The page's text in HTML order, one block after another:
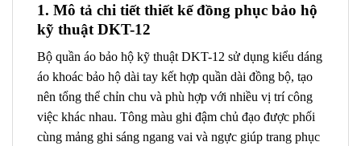
1. Mô tả chi tiết thiết kế đồng phục bảo hộ
kỹ thuật DKT-12
Bộ quần áo bảo hộ kỹ thuật DKT-12 sử dụng kiểu dáng
áo khoác bảo hộ dài tay kết hợp quần dài đồng bộ, tạo
nên tổng thể chỉn chu và phù hợp với nhiều vị trí công
việc khác nhau. Tông màu ghi đậm chủ đạo được phối
cùng mảng ghi sáng ngang vai và ngực giúp trang phục